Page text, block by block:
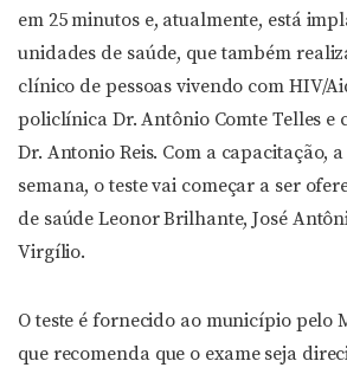
em 25 minutos e, atualmente, está
unidades de saúde, que também
clínico de pessoas vivendo com HIV/
policlínica Dr. Antônio Comte Telles
Dr. Antonio Reis. Com a capacitação,
semana, o teste vai começar a ser
de saúde Leonor Brilhante, José
Virgílio.
O teste é fornecido ao município pelo
que recomenda que o exame seja